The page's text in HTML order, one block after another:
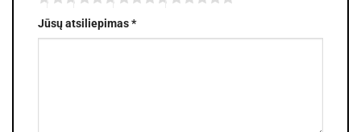
Jūsų atsiliepimas*